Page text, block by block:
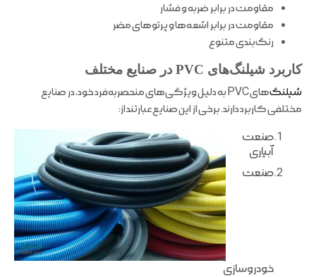
مقاومت در برابر ضربه و فشار
مقاومت در برابر اشعه‌ها و پرتوهای مضر
رنگ‌بندی متنوع
کاربرد شیلنگ‌های PVC در صنایع مختلف
شیلنگ‌
های PVC به دلیل ویژگی‌های منحصربه‌فرد خود، در صنایع
مختلفی کاربرد دارند. برخی از این صنایع عبارتند از:
صنعت
آبیاری
صنعت
خودروسازی